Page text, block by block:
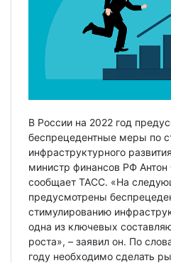
В России на 2022 год
беспрецедентные меры по
инфраструктурного
министр финансов РФ Антон
сообщает ТАСС. «На
предусмотрены
стимулированию
одна из ключевых
роста», – заявил он. По
году необходимо сделать